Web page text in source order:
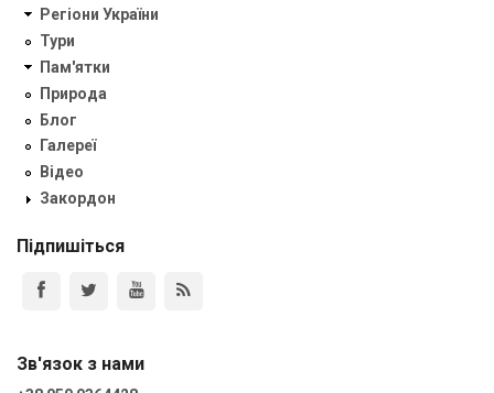
Регіони України
Тури
Пам'ятки
Природа
Блог
Галереї
Відео
Закордон
Підпишіться
Зв'язок з нами